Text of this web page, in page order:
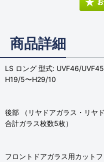
商品詳細
LS ロング 型式: UVF46/
H19/5〜H29/10
後部 （リヤドアガラス・リヤ
合計ガラス枚数5枚）
フロントドアガラス用カット